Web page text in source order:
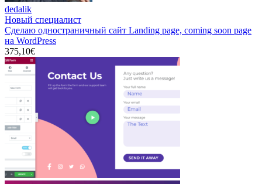
dedalik
Новый специалист
Сделаю одностраничный сайт Landing page, coming soon page
на WordPress
375,10€